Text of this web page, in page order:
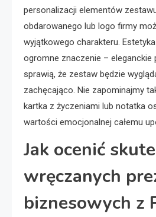
personalizacji elementów
obdarowanego lub logo firmy
wyjątkowego charakteru.
ogromne znaczenie – eleganckie
sprawią, że zestaw będzie
zachęcająco. Nie zapominajmy
kartka z życzeniami lub notatka
wartości emocjonalnej całemu
Jak ocenić
wręczanych
biznesowych z